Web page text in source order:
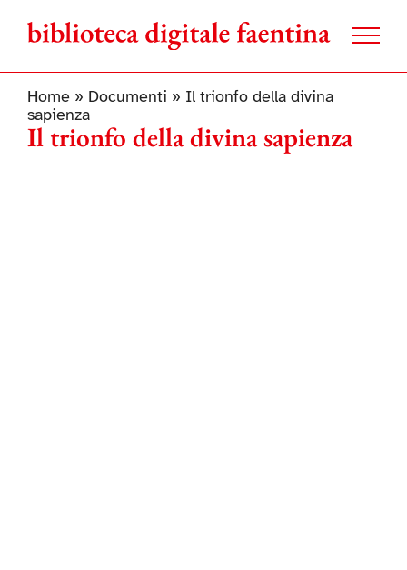
contenuto
Home» Documenti » Il trionfo della divina
sapienza
Il trionfo della divina sapienza